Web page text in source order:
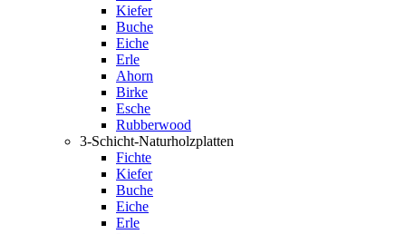
Kiefer
Buche
Eiche
Erle
Ahorn
Birke
Esche
Rubberwood
3-Schicht-Naturholzplatten
Fichte
Kiefer
Buche
Eiche
Erle